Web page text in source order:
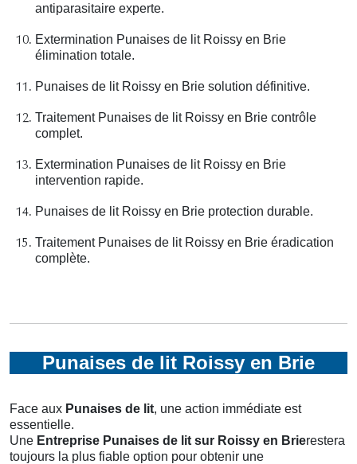
antiparasitaire experte.
Extermination Punaises de lit Roissy en Brie
élimination totale.
Punaises de lit Roissy en Brie solution définitive.
Traitement Punaises de lit Roissy en Brie contrôle
complet.
Extermination Punaises de lit Roissy en Brie
intervention rapide.
Punaises de lit Roissy en Brie protection durable.
Traitement Punaises de lit Roissy en Brie éradication
complète.
Punaises de lit Roissy en Brie
Face aux Punaises de lit, une action immédiate est
essentielle.
Une Entreprise Punaises de lit sur Roissy en Brierestera
toujours la plus fiable option pour obtenir une